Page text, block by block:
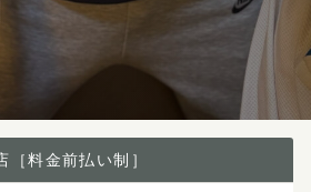
［料金前払い制］